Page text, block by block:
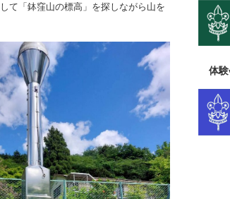
て「鉢窪山の標高」を探しながら山を
体